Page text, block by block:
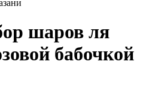
шаров ля
бабочкой